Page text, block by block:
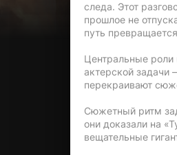
следа. Этот
прошлое не
путь
Центральные
актерской задачи
перекраивают
Сюжетный ритм
они доказали на
вещательные